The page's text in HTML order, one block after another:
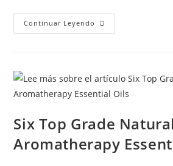
Continuar Leyendo
Six Top Grade Natural
Aromatherapy